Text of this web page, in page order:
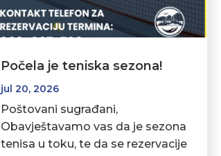
Počela je teniska sezona!
jul 20, 2026
Poštovani sugrađani,
Obavještavamo vas da je sezona
tenisa u toku, te da se rezervacije